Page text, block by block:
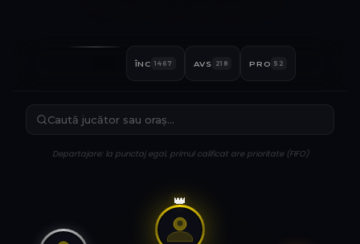
ÎNC 1467 AVS 218 PRO 52
Departajare: la punctaj egal, primul calificat are prioritate (FIFO)
👑